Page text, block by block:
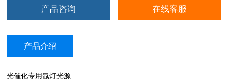
产品咨询 在线客服
产品介绍
光催化专用氙灯光源